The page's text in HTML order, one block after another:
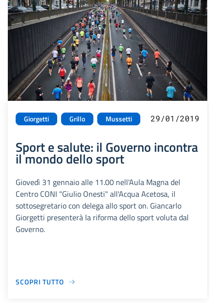
Giorgetti Grillo Mussetti 29/01/2019
Sport e salute: il Governo incontra
il mondo dello sport
Giovedì 31 gennaio alle 11.00 nell'Aula Magna del
Centro CONI "Giulio Onesti" all'Acqua Acetosa, il
sottosegretario con delega allo sport on. Giancarlo
Giorgetti presenterà la riforma dello sport voluta dal
Governo.
SCOPRI TUTTO